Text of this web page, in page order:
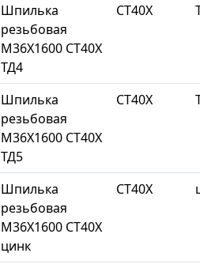
Шпилька
резьбовая
М36Х1600 СТ40Х
ТД4
СТ40Х
Шпилька
резьбовая
М36Х1600 СТ40Х
ТД5
СТ40Х
Шпилька
резьбовая
М36Х1600 СТ40Х
цинк
СТ40Х